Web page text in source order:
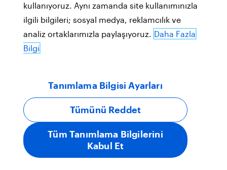
kullanıyoruz. Aynı zamanda site kullanımınızla
ilgili bilgileri; sosyal medya, reklamcılık ve
analiz ortaklarımızla paylaşıyoruz. Daha Fazla
Bilgi
Tanımlama Bilgisi Ayarları
Tümünü Reddet
Tüm Tanımlama Bilgilerini
Kabul Et